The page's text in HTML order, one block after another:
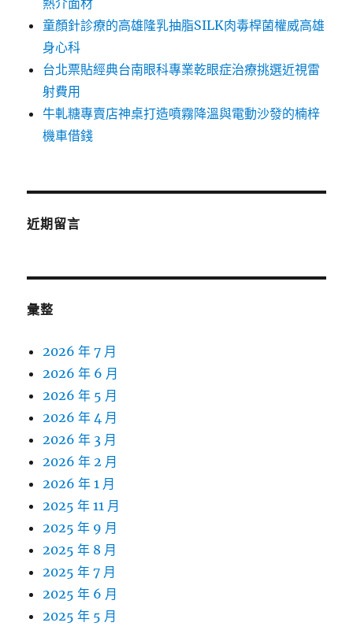
熱介面材
童顏針診療的高雄隆乳抽脂SILK肉毒桿菌權威高雄
身心科
台北票貼經典台南眼科專業乾眼症治療挑選近視雷
射費用
牛軋糖專賣店神桌打造噴霧降溫與電動沙發的楠梓
機車借錢
近期留言
彙整
2026 年 7 月
2026 年 6 月
2026 年 5 月
2026 年 4 月
2026 年 3 月
2026 年 2 月
2026 年 1 月
2025 年 11 月
2025 年 9 月
2025 年 8 月
2025 年 7 月
2025 年 6 月
2025 年 5 月